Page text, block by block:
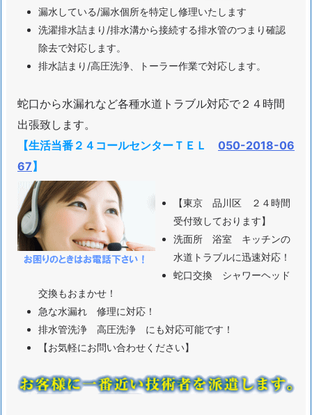
ス
の
付
1.
東
京
都
川
区
深
夜
の
ま
り
漏水している/漏水個所を特定し修理いたします
洗濯排水詰まり/排水溝から接続する排水管のつまり確認
除去で対応します。
排水詰まり/高圧洗浄、トーラー作業で対応します。
蛇口から水漏れなど各種水道トラブル対応で２４時間
出張致します。
【生活当番２４コールセンターＴＥＬ 050-2018-06
67】
【東京 品川区 ２４時間
受付致しております】
洗面所 浴室 キッチンの
水道トラブルに迅速対応！
蛇口交換 シャワーヘッド
交換もおまかせ！
急な水漏れ 修理に対応！
排水管洗浄 高圧洗浄 にも対応可能です！
【お気軽にお問い合わせください】